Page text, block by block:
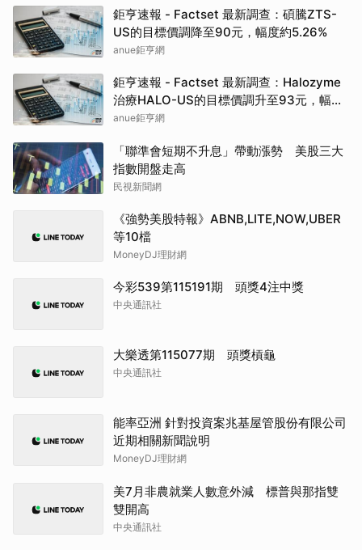
鉅亨速報 - Factset 最新調查：碩騰ZTS-
US的目標價調降至90元，幅度約5.26%
anue鉅亨網
鉅亨速報 - Factset 最新調查：Halozyme
治療HALO-US的目標價調升至93元，幅度
約3.33%
anue鉅亨網
「聯準會短期不升息」帶動漲勢 美股三大
指數開盤走高
民視新聞網
《強勢美股特報》ABNB,LITE,NOW,UBER
等10檔
MoneyDJ理財網
今彩539第115191期 頭獎4注中獎
中央通訊社
大樂透第115077期 頭獎槓龜
中央通訊社
能率亞洲 針對投資案兆基屋管股份有限公司
近期相關新聞說明
MoneyDJ理財網
美7月非農就業人數意外減 標普與那指雙
雙開高
中央通訊社